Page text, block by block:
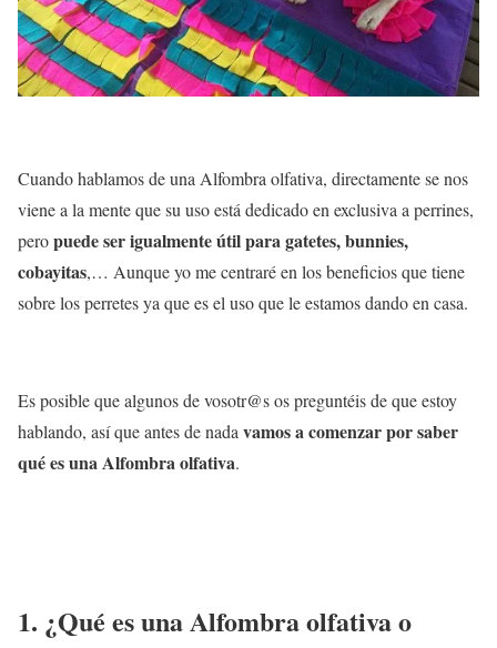
Cuando hablamos de una Alfombra olfativa, directamente se nos
viene a la mente que su uso está dedicado en exclusiva a perrines,
peropuede ser igualmente útil para gatetes, bunnies,
cobayitas,… Aunque yo me centraré en los beneficios que tiene
sobre los perretes ya que es el uso que le estamos dando en casa.
Es posible que algunos de vosotr@s os preguntéis de que estoy
hablando, así que antes de nada vamos a comenzar por saber
qué es una Alfombra olfativa.
1. ¿Qué es una Alfombra olfativa o